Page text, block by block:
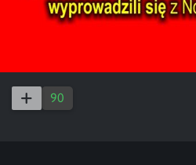
90